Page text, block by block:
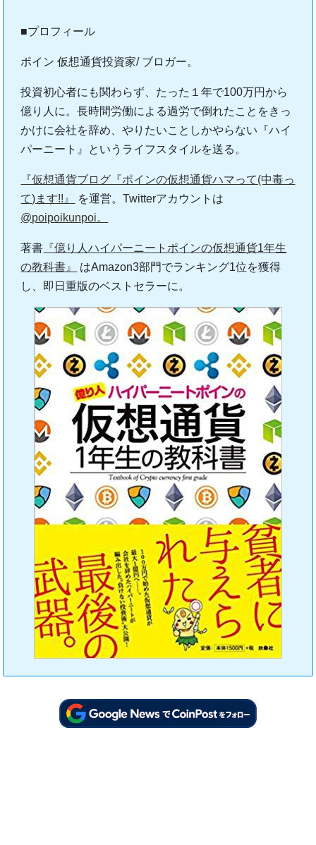
■プロフィール
ポイン 仮想通貨投資家/ ブロガー。
投資初心者にも関わらず、たった１年で100万円から
億り人に。長時間労働による過労で倒れたことをきっ
かけに会社を辞め、やりたいことしかやらない『ハイ
パーニート』というライフスタイルを送る。
『仮想通貨ブログ『ポインの仮想通貨ハマって(中毒っ
て)ます!!』
を運営。Twitterアカウントは
@poipoikunpoi。
著書 『億り人ハイパーニートポインの仮想通貨1年生
の教科書』
はAmazon3部門でランキング1位を獲得
し、即日重版のベストセラーに。